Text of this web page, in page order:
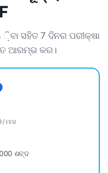
ସହିତ 7 ଦିନର ପରୀକ୍ଷା
ଆରମ୍ଭ କର।
/ ମାସ
ଶବ୍ଦ